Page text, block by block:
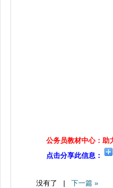
公务员教材中心：助
点击分享此信息：
没有了 | 下一篇 »